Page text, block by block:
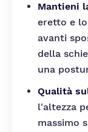
Mantieni
eretto e
avanti
della
una
Qualità
l'altezza
massimo